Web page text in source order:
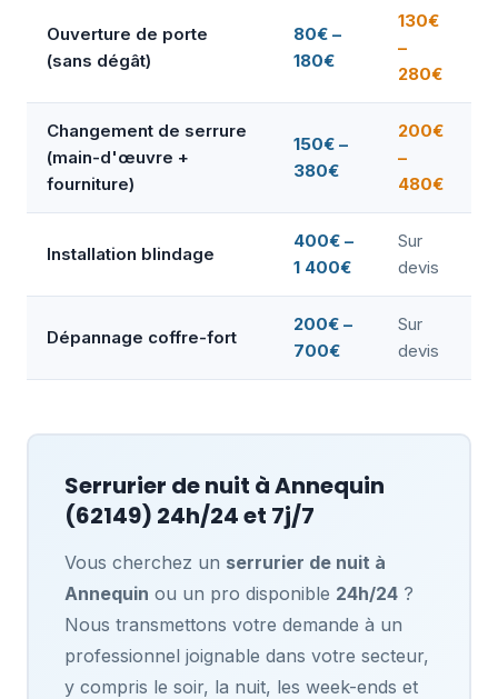
Ouverture de porte
(sans dégât)
80€ –
180€
130€
–
280€
Changement de serrure
(main-d'œuvre +
fourniture)
150€ –
380€
200€
–
480€
Installation blindage
400€ –
1 400€
Sur
devis
Dépannage coffre-fort
200€ –
700€
Sur
devis
Serrurier de nuit àAnnequin
(62149) 24h/24 et 7j/7
Vous cherchez un serrurier de nuit à
Annequin ou un pro disponible 24h/24?
Nous transmettons votre demande à un
professionnel joignable dans votre secteur,
y compris le soir, la nuit, les week-ends et